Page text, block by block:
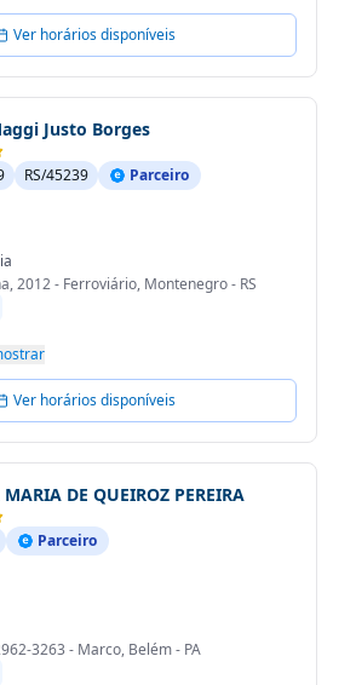
Ver horários disponíveis
Justo Borges
RS/45239 Parceiro
2012 - Ferroviário, Montenegro - RS
Ver horários disponíveis
DE QUEIROZ PEREIRA
Parceiro
3263 - Marco, Belém - PA